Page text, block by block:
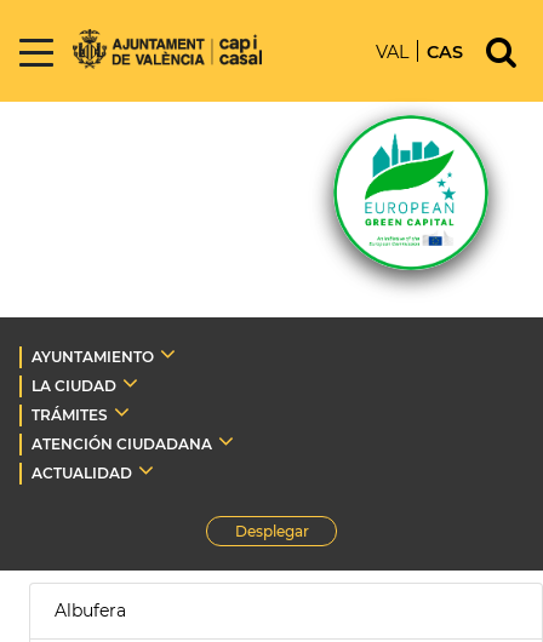
VAL CAS
AYUNTAMIENTO
LA CIUDAD
TRÁMITES
ATENCIÓN CIUDADANA
ACTUALIDAD
Desplegar
Albufera